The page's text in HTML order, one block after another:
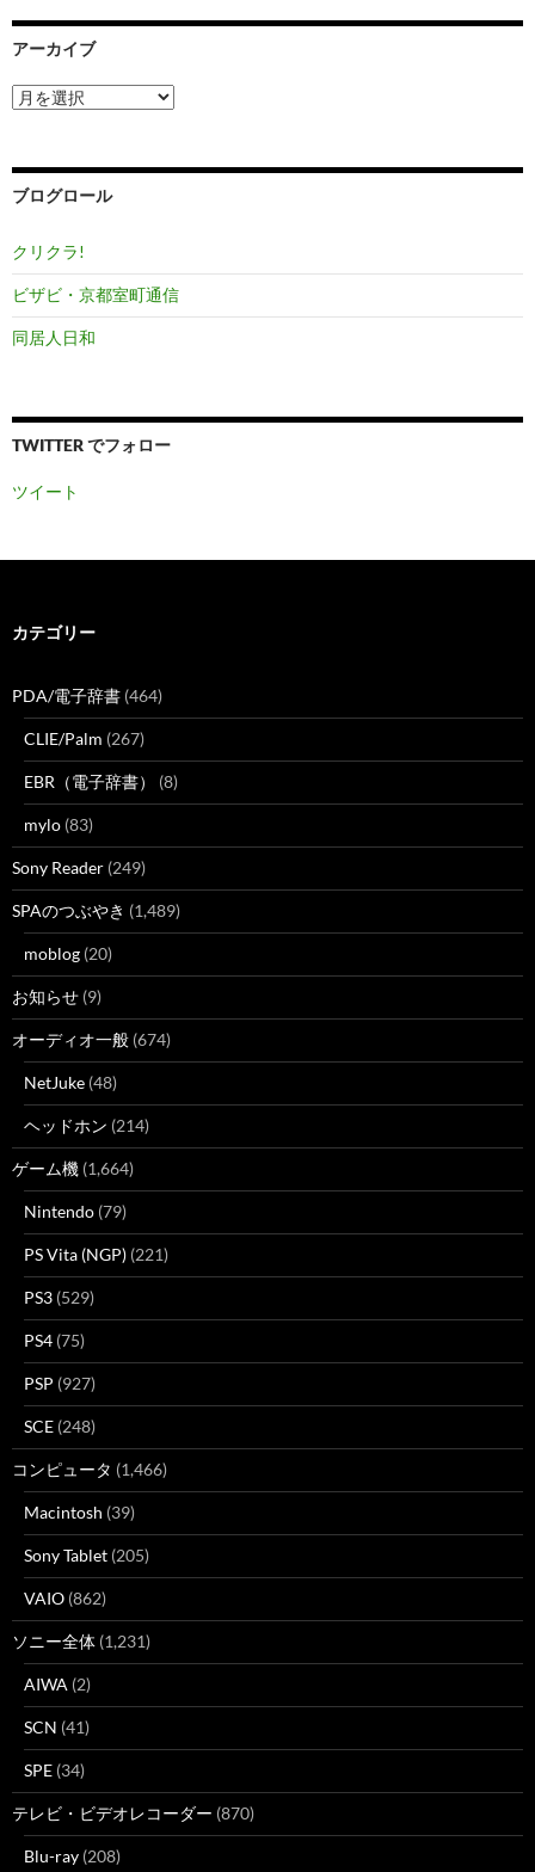
アーカイブ
ア
ー
ブ
ブログロール
クリクラ!
ビザビ・京都室町通信
同居人日和
TWITTER でフォロー
ツイート
カテゴリー
PDA/電子辞書 (464)
CLIE/Palm (267)
EBR（電子辞書） (8)
mylo (83)
Sony Reader (249)
SPAのつぶやき (1,489)
moblog (20)
お知らせ (9)
オーディオ一般 (674)
NetJuke (48)
ヘッドホン (214)
ゲーム機 (1,664)
Nintendo (79)
PS Vita (NGP) (221)
PS3 (529)
PS4 (75)
PSP (927)
SCE (248)
コンピュータ (1,466)
Macintosh (39)
Sony Tablet (205)
VAIO (862)
ソニー全体 (1,231)
AIWA (2)
SCN (41)
SPE (34)
テレビ・ビデオレコーダー (870)
Blu-ray (208)